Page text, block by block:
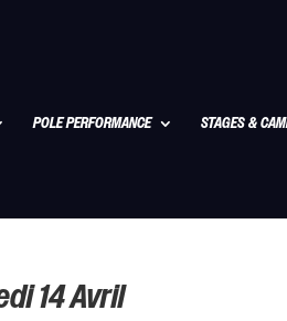
POLE PERFORMANCE STAGES &
14 Avril